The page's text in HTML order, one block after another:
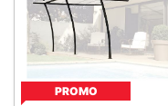
PROMO